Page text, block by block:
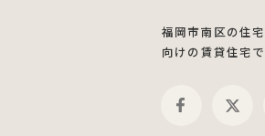
福岡市南区の住
向けの賃貸住宅で